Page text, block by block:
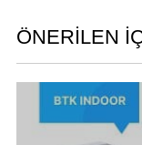
A
p
p
ÖNERİLEN